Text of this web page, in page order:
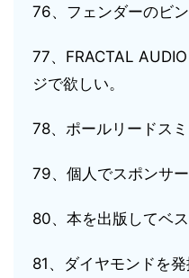
76、フェンダーのビ
77、FRACTAL
ジで欲しい。
78、ポールリードス
79、個人でスポンサー
80、本を出版してベス
81、ダイヤモンドを発